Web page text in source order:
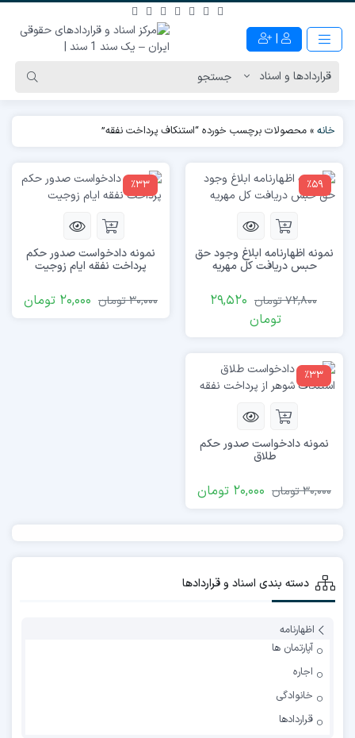
|
خانه » محصولات برچسب خورده “استنکاف پرداخت نفقه”
٪59
نمونه اظهارنامه ابلاغ وجود حق
حبس دریافت کل مهریه
72,800تومان 29,520
تومان
٪33
نمونه دادخواست صدور حکم
پرداخت نفقه ایام زوجیت
30,000تومان 20,000 تومان
٪33
نمونه دادخواست صدور حکم
طلاق
30,000تومان 20,000 تومان
دسته بندی اسناد و قراردادها
اظهارنامه
آپارتمان ها
اجاره
خانوادگی
قراردادها